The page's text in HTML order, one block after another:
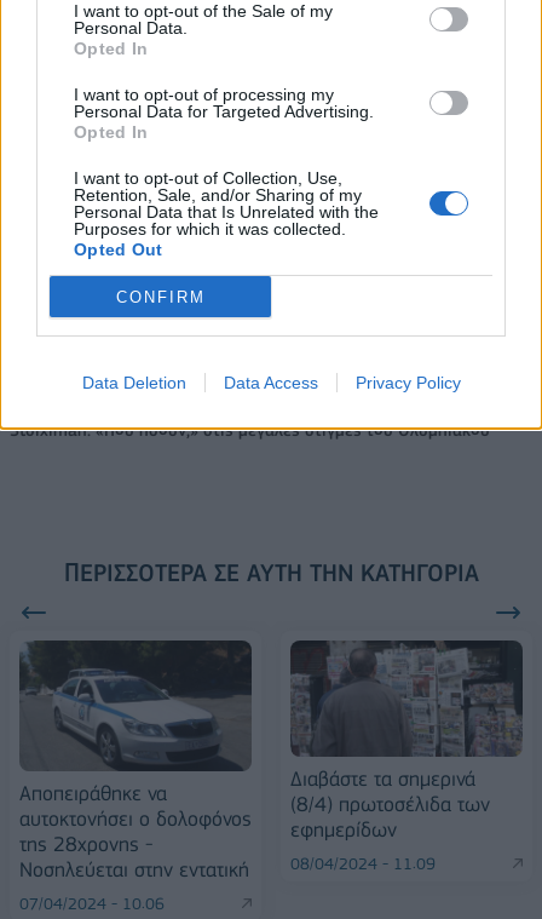
I want to opt-out of the Sale of my
Personal Data.
Opted In
I want to opt-out of processing my
Personal Data for Targeted Advertising.
Opted In
I want to opt-out of Collection, Use,
Retention, Sale, and/or Sharing of my
Personal Data that Is Unrelated with the
Purposes for which it was collected.
Opted Out
CONFIRM
Data Deletion Data Access Privacy Policy
Η συμφωνία Arval-Athlon αναδιαμορφώνει την αγορά leasing
VW: Η δύσκολη εξίσωση της
αναδιάρθρωσης
Alpha Bank: Για πρώτη φορά το
Αρχαίο Θέατρο Επιδαύρου
άνοιξε τις πύλες του σε όλους
ESG Report 2025: Πώς η ΑΒ Βασιλόπουλος μετατρέπει τη
βιωσιμότητα σε καθημερινή πράξη
Stoiximan: «Πού ήσουν;» στις μεγάλες στιγμές του Ολυμπιακού
ΠΕΡΙΣΣΌΤΕΡΑ ΣΕ ΑΥΤΉ ΤΗΝ ΚΑΤΗΓΟΡΊΑ
Αποπειράθηκε να
αυτοκτονήσει ο δολοφόνος
της 28χρονης -
Νοσηλεύεται στην εντατική
07/04/2024 - 10:06
Διαβάστε τα σημερινά
(8/4) πρωτοσέλιδα των
εφημερίδων
08/04/2024 - 11:09